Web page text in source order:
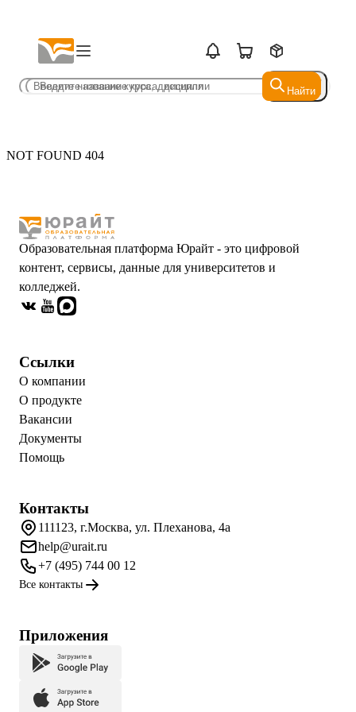
Найти
Найти
NOT FOUND 404
Образовательная платформа Юрайт - это цифровой
контент, сервисы, данные для университетов и
колледжей.
Ссылки
О компании
О продукте
Вакансии
Документы
Помощь
Контакты
111123, г.Москва, ул. Плеханова, 4а
help@urait.ru
+7 (495) 744 00 12
Все контакты
Приложения